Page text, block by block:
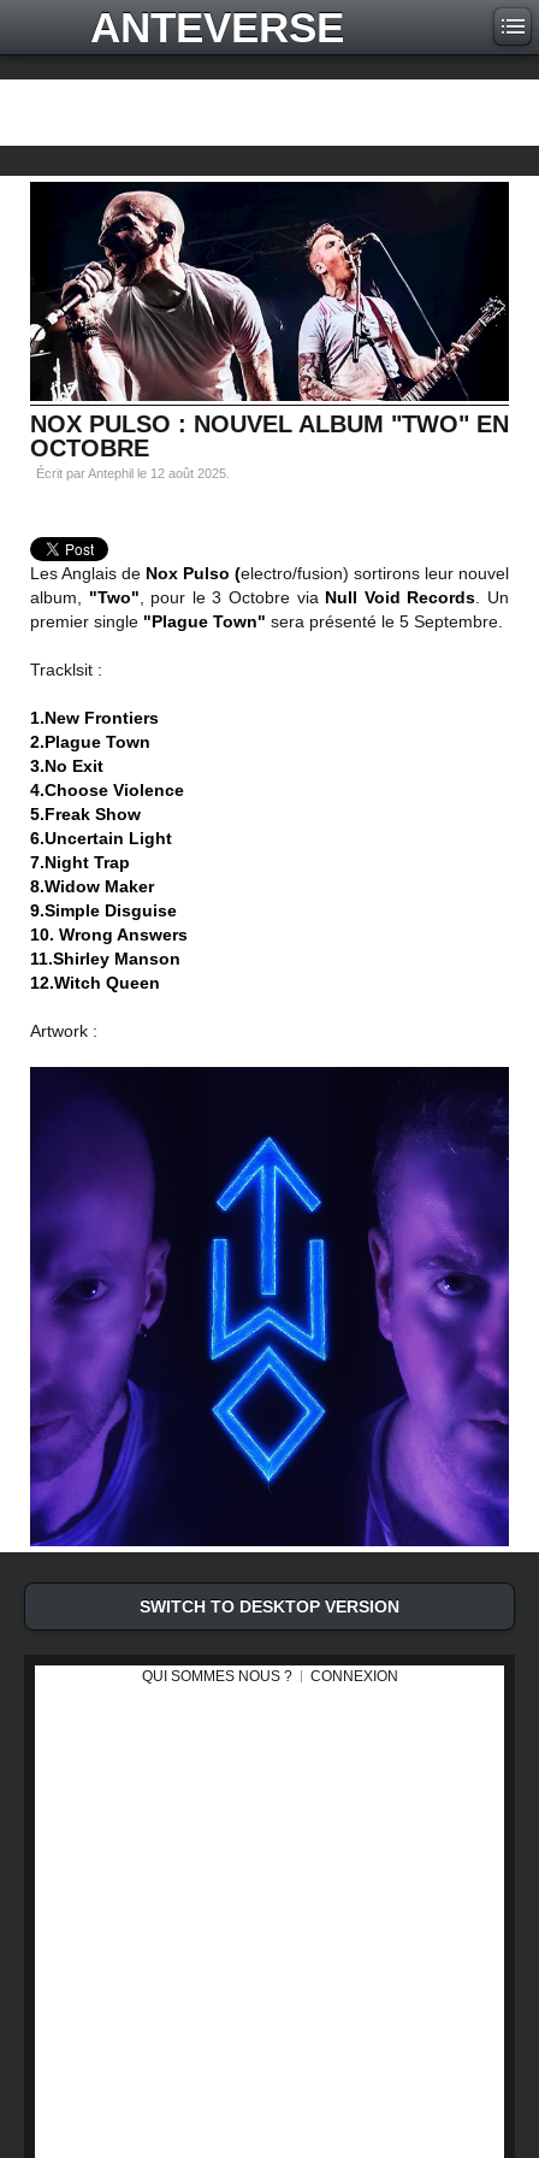
ANTEVERSE
NOX PULSO : NOUVEL ALBUM "TWO" EN
OCTOBRE
Écrit par Antephil le 12 août 2025
Les Anglais de Nox Pulso (electro/fusion) sortirons leur nouvel
album,
"Two" , pour le 3 Octobre via Null Void Records . Un
premier single "Plague Town" sera présenté le 5 Septembre.
Tracklsit :
1.New Frontiers
2.Plague Town
3.No Exit
4.Choose Violence
5.Freak Show
6.Uncertain Light
7.Night Trap
8.Widow Maker
9.Simple Disguise
10. Wrong Answers
11.Shirley Manson
12.Witch Queen
Artwork :
SWITCH TO DESKTOP VERSION
QUI SOMMES NOUS ? CONNEXION